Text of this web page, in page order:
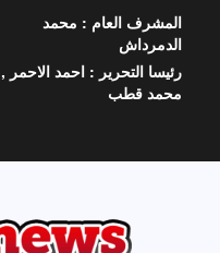
المحتوى
المشرف العام : محمد
الدمرداش
رئيسا التحرير : احمد الاحمر ,
محمد قطب